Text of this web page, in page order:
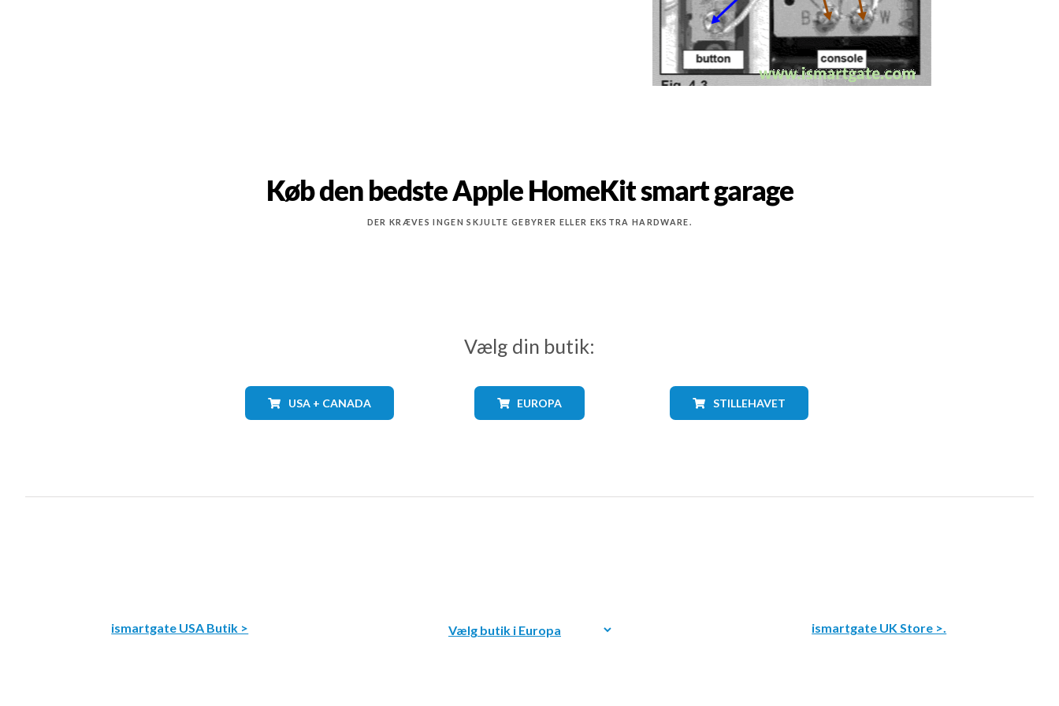
Køb den bedste Apple HomeKit smart garage
DER KRÆVES INGEN SKJULTE GEBYRER ELLER EKSTRA HARDWARE.
Vælg din butik:
USA + CANADA EUROPA STILLEHAVET
ismartgate USA Butik > ismartgate UK Store >.